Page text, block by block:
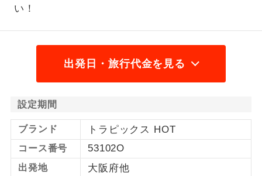
い！
出発日・旅行代金を見る
設定期間
ブランド トラピックス HOT
コース番号 53102O
出発地 大阪府他
ご夫婦限定
女性限定
年齢制限あり
航空会社指定
画にとても便利です。
ホテル指定
ご紹介するホテルを指定したコースで
す。